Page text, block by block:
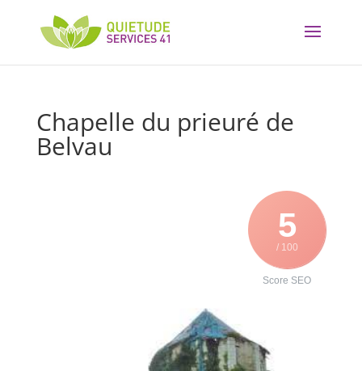
Chapelle du prieuré de
Belvau
5
/ 100
Score SEO